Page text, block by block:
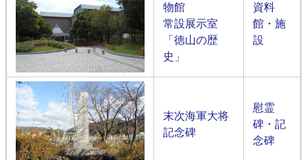
物館
常設展示室
「徳山の歴
史」
資料
館・施
設
末次海軍大将
記念碑​
慰霊
碑・記
念碑​